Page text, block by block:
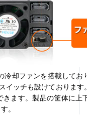
冷却ファンを搭載してお
イッチも設けておりま
ます。製品の筐体に上
。